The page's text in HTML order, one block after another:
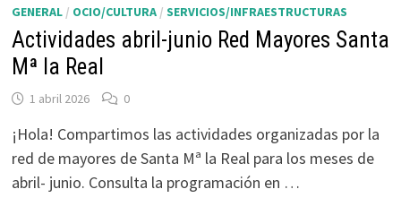
GENERAL/ OCIO/CULTURA/ SERVICIOS/INFRAESTRUCTURAS
Actividades abril-junio Red Mayores Santa
Mª la Real
1 abril 2026 0
¡Hola! Compartimos las actividades organizadas por la
red de mayores de Santa Mª la Real para los meses de
abril- junio. Consulta la programación en …